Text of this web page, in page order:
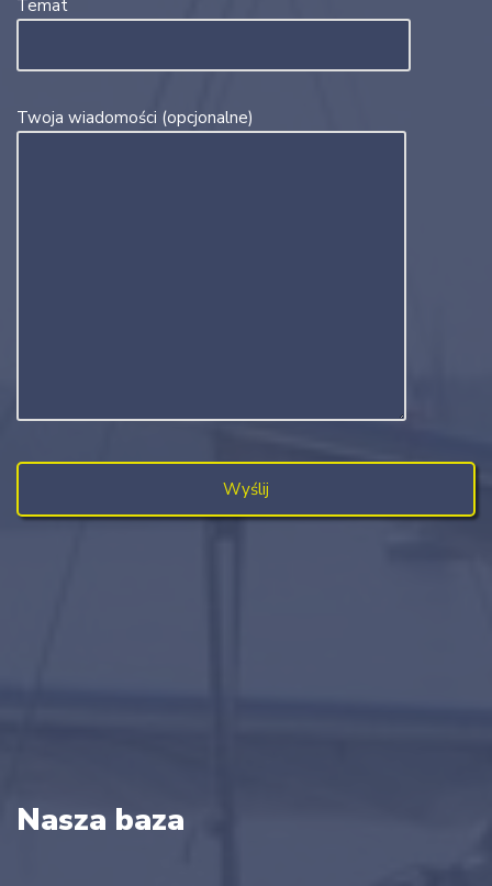
Temat
Twoja wiadomości (opcjonalne)
Nasza baza